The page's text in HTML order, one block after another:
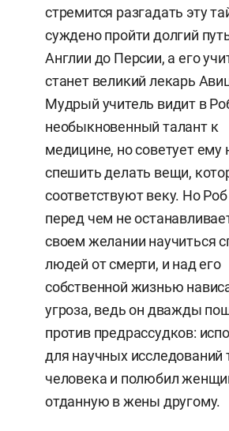
стремится разгадать эту
суждено пройти долгий
Англии до Персии, а его
станет великий лекарь
Мудрый учитель видит в
необыкновенный талант к
медицине, но советует ему
спешить делать вещи,
соответствуют веку. Но Роб
перед чем не
своем желании научиться
людей от смерти, и над его
собственной жизнью
угроза, ведь он дважды
против предрассудков:
для научных исследований
человека и полюбил
отданную в жены другому.